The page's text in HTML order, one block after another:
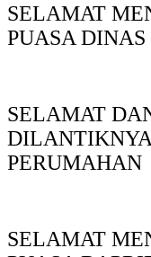
SELAMAT
PUASA DINAS
SELAMAT
PERUMAHAN
SELAMAT